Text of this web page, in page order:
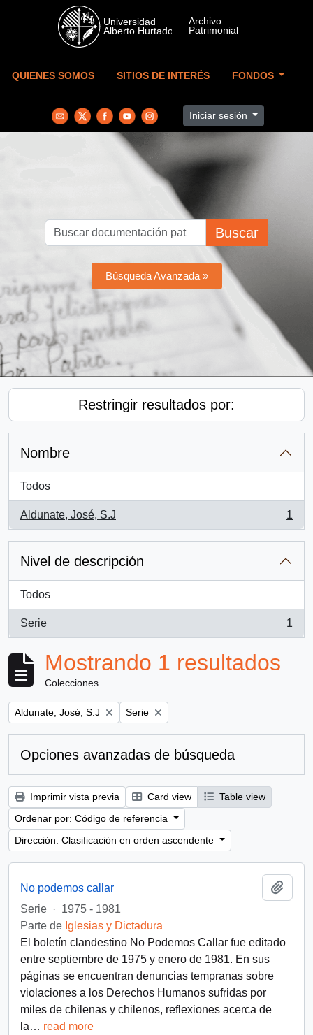
Skip to main content
QUIENES SOMOS SITIOS DE INTERÉS FONDOS
Iniciar sesión
Buscar
Búsqueda Avanzada »
Restringir resultados por:
Nombre
Todos
Aldunate, José, S.J
, 1 resultados
1
Nivel de descripción
Todos
Serie
, 1 resultados
1
Mostrando 1 resultados
Colecciones
Remove filter:
Aldunate, José, S.J Remove filter:
Serie
Opciones avanzadas de búsqueda
Imprimir vista previa Card view
Table view
Ordenar por: Código de referencia
Dirección: Clasificación en orden ascendente
No podemos callar
Serie · 1975 - 1981
Parte de Iglesias y Dictadura
El boletín clandestino No Podemos Callar fue editado
entre septiembre de 1975 y enero de 1981. En sus
páginas se encuentran denuncias tempranas sobre
violaciones a los Derechos Humanos sufridas por
miles de chilenas y chilenos, reflexiones acerca de
la… read more